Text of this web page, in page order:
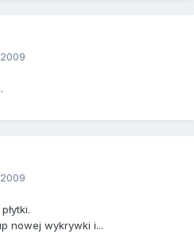
nowej wykrywki i...